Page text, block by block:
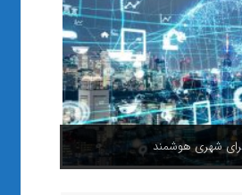
شهری هوشمند